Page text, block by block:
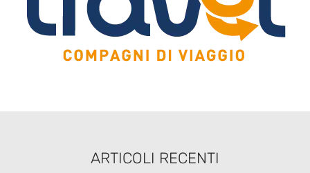
ARTICOLI RECENTI